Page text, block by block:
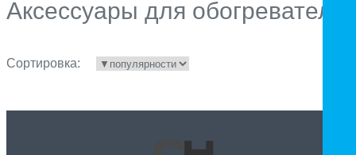
Аксессуары для
Сортировка: